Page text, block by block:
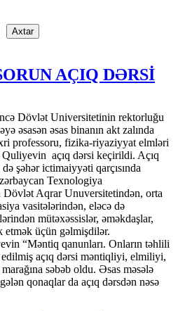
Axtar
AÇIQ DƏRSİ
Dövlət Universitetinin rektorluğu
əsasən əsas binanın akt zalında
professoru, fizika-riyaziyyat elmləri
açıq dərsi keçirildi. Açıq
şəhər ictimaiyyəti qarçısında
Texnologiya
Aqrar Unuversitetindən, orta
vasitələrindən, eləcə də
mütəxəssislər, əməkdaşlar,
etmək üçün gəlmişdilər.
“Məntiq qanunları. Onların təhlili
açıq dərsi məntiqliyi, elmiliyi,
səbəb oldu. Əsas məsələ
qonaqlar da açıq dərsdən nəsə